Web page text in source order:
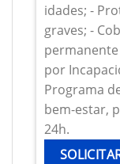
idades; -
graves; -
por
Programa
bem-estar,
24h.